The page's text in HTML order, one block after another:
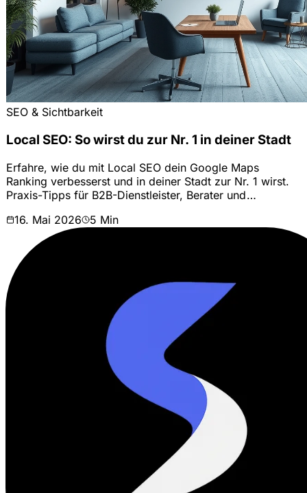
SEO & Sichtbarkeit
Local SEO: So wirst du zur Nr. 1 in deiner Stadt
Erfahre, wie du mit Local SEO dein Google Maps
Ranking verbesserst und in deiner Stadt zur Nr. 1 wirst.
Praxis-Tipps für B2B-Dienstleister, Berater und
16. Mai 2026
5 Min